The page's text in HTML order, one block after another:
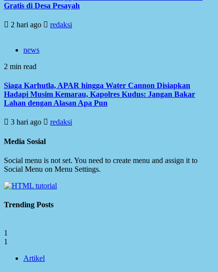
Gratis di Desa Pesayah
2 hari ago redaksi
news
2 min read
Siaga Karhutla, APAR hingga Water Cannon Disiapkan
Hadapi Musim Kemarau, Kapolres Kudus: Jangan Bakar
Lahan dengan Alasan Apa Pun
3 hari ago redaksi
Media Sosial
Social menu is not set. You need to create menu and assign it to
Social Menu on Menu Settings.
Trending Posts
1
1
Artikel